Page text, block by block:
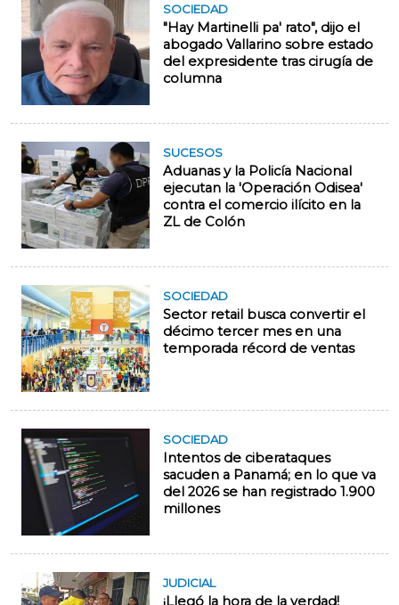
SOCIEDAD
"Hay Martinelli pa' rato", dijo el
abogado Vallarino sobre estado
del expresidente tras cirugía de
columna
SUCESOS
Aduanas y la Policía Nacional
ejecutan la 'Operación Odisea'
contra el comercio ilícito en la
ZL de Colón
SOCIEDAD
Sector retail busca convertir el
décimo tercer mes en una
temporada récord de ventas
SOCIEDAD
Intentos de ciberataques
sacuden a Panamá; en lo que va
del 2026 se han registrado 1.900
millones
JUDICIAL
¡Llegó la hora de la verdad!